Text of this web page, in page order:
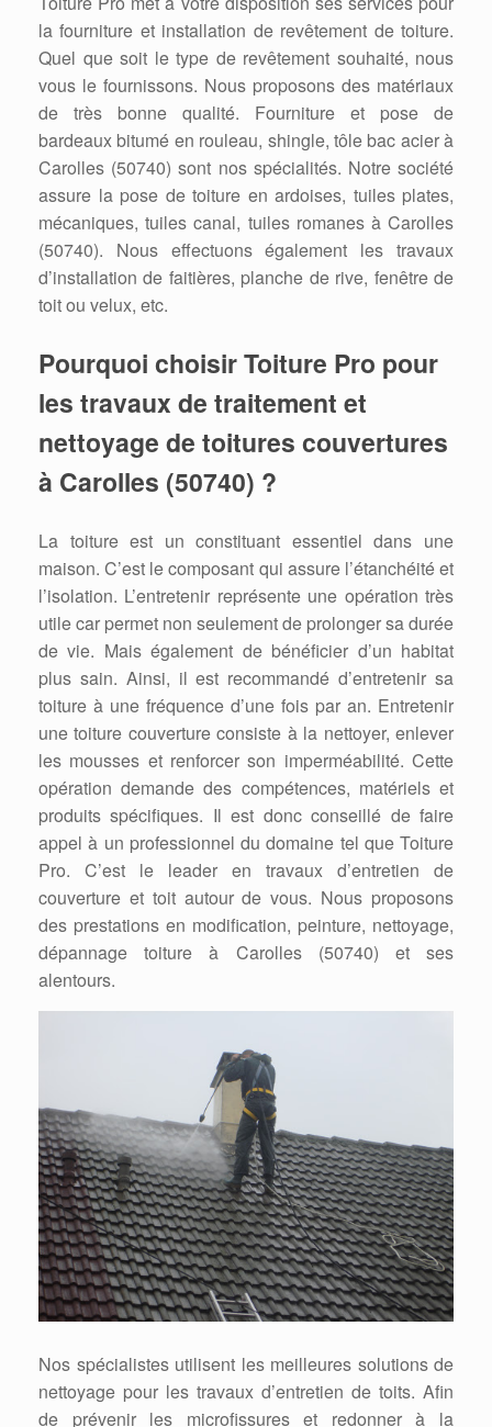
la fourniture et installation de revêtement de toiture.
Quel que soit le type de revêtement souhaité, nous
vous le fournissons. Nous proposons des matériaux
de très bonne qualité. Fourniture et pose de
bardeaux bitumé en rouleau, shingle, tôle bac acier à
Carolles (50740) sont nos spécialités. Notre société
assure la pose de toiture en ardoises, tuiles plates,
mécaniques, tuiles canal, tuiles romanes à Carolles
(50740). Nous effectuons également les travaux
d’installation de faitières, planche de rive, fenêtre de
toit ou velux, etc.
Pourquoi choisir Toiture Pro pour
les travaux de traitement et
nettoyage de toitures couvertures
à Carolles (50740) ?
La toiture est un constituant essentiel dans une
maison. C’est le composant qui assure l’étanchéité et
l’isolation. L’entretenir représente une opération très
utile car permet non seulement de prolonger sa durée
de vie. Mais également de bénéficier d’un habitat
plus sain. Ainsi, il est recommandé d’entretenir sa
toiture à une fréquence d’une fois par an. Entretenir
une toiture couverture consiste à la nettoyer, enlever
les mousses et renforcer son imperméabilité. Cette
opération demande des compétences, matériels et
produits spécifiques. Il est donc conseillé de faire
appel à un professionnel du domaine tel que Toiture
Pro. C’est le leader en travaux d’entretien de
couverture et toit autour de vous. Nous proposons
des prestations en modification, peinture, nettoyage,
dépannage toiture à Carolles (50740) et ses
alentours.
Nos spécialistes utilisent les meilleures solutions de
nettoyage pour les travaux d’entretien de toits. Afin
de prévenir les microfissures et redonner à la